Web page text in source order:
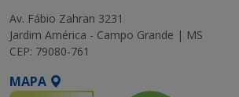
Av. Fábio Zahran 3231
Jardim América - Campo Grande | MS
CEP: 79080-761
MAPA